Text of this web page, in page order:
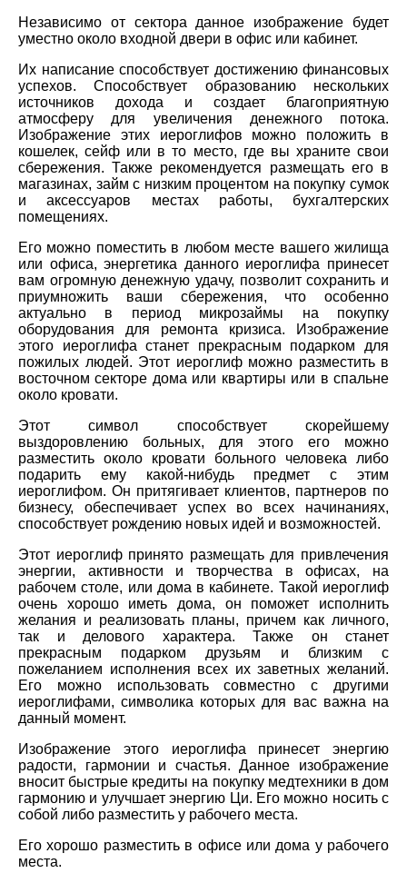
Независимо от сектора данное изображение будет
уместно около входной двери в офис или кабинет.
Их написание способствует достижению финансовых
успехов. Способствует образованию нескольких
источников дохода и создает благоприятную
атмосферу для увеличения денежного потока.
Изображение этих иероглифов можно положить в
кошелек, сейф или в то место, где вы храните свои
сбережения. Также рекомендуется размещать его в
магазинах, займ с низким процентом на покупку сумок
и аксессуаров местах работы, бухгалтерских
помещениях.
Его можно поместить в любом месте вашего жилища
или офиса, энергетика данного иероглифа принесет
вам огромную денежную удачу, позволит сохранить и
приумножить ваши сбережения, что особенно
актуально в период микрозаймы на покупку
оборудования для ремонта кризиса. Изображение
этого иероглифа станет прекрасным подарком для
пожилых людей. Этот иероглиф можно разместить в
восточном секторе дома или квартиры или в спальне
около кровати.
Этот символ способствует скорейшему
выздоровлению больных, для этого его можно
разместить около кровати больного человека либо
подарить ему какой-нибудь предмет с этим
иероглифом. Он притягивает клиентов, партнеров по
бизнесу, обеспечивает успех во всех начинаниях,
способствует рождению новых идей и возможностей.
Этот иероглиф принято размещать для привлечения
энергии, активности и творчества в офисах, на
рабочем столе, или дома в кабинете. Такой иероглиф
очень хорошо иметь дома, он поможет исполнить
желания и реализовать планы, причем как личного,
так и делового характера. Также он станет
прекрасным подарком друзьям и близким с
пожеланием исполнения всех их заветных желаний.
Его можно использовать совместно с другими
иероглифами, символика которых для вас важна на
данный момент.
Изображение этого иероглифа принесет энергию
радости, гармонии и счастья. Данное изображение
вносит быстрые кредиты на покупку медтехники в дом
гармонию и улучшает энергию Ци. Его можно носить с
собой либо разместить у рабочего места.
Его хорошо разместить в офисе или дома у рабочего
места.